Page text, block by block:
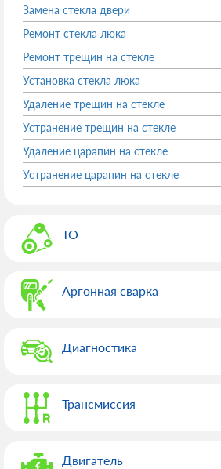
Замена стекла двери
Ремонт стекла люка
Ремонт трещин на стекле
Установка стекла люка
Удаление трещин на стекле
Устранение трещин на стекле
Удаление царапин на стекле
Устранение царапин на стекле
ТО
Аргонная сварка
Диагностика
Трансмиссия
Двигатель